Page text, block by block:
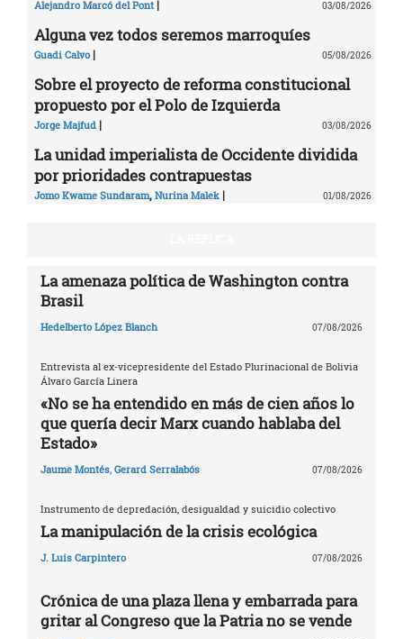
Alejandro Marcó del Pont | 03/08/2026
Alguna vez todos seremos marroquíes
Guadi Calvo | 05/08/2026
Sobre el proyecto de reforma constitucional
propuesto por el Polo de Izquierda
Jorge Majfud | 03/08/2026
La unidad imperialista de Occidente dividida
por prioridades contrapuestas
Jomo Kwame Sundaram, Nurina Malek | 01/08/2026
La amenaza política de Washington contra
Brasil
Hedelberto López Blanch 07/08/2026
Entrevista al ex-vicepresidente del Estado Plurinacional de Bolivia
Álvaro García Linera
«No se ha entendido en más de cien años lo
que quería decir Marx cuando hablaba del
Estado»
Jaume Montés, Gerard Serralabós 07/08/2026
Instrumento de depredación, desigualdad y suicidio colectivo
La manipulación de la crisis ecológica
J. Luis Carpintero 07/08/2026
Crónica de una plaza llena y embarrada para
gritar al Congreso que la Patria no se vende